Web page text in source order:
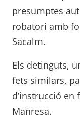
presumptes
robatori amb
Sacalm.
Els detinguts,
fets similars,
d’instrucció
Manresa.